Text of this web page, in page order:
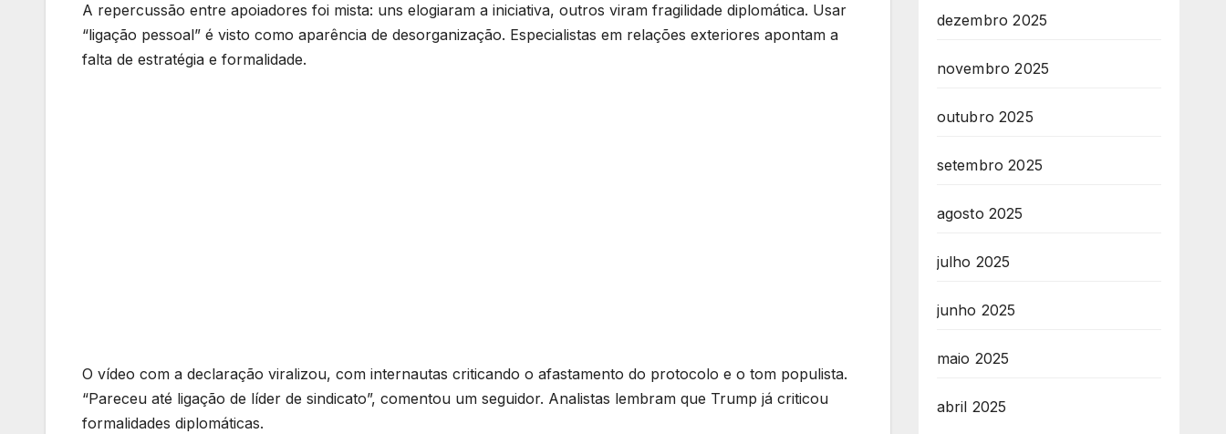
A repercussão entre apoiadores foi mista: uns elogiaram a iniciativa, outros viram fragilidade diplomática. Usar
“ligação pessoal” é visto como aparência de desorganização. Especialistas em relações exteriores apontam a
falta de estratégia e formalidade.
O vídeo com a declaração viralizou, com internautas criticando o afastamento do protocolo e o tom populista.
“Pareceu até ligação de líder de sindicato”, comentou um seguidor. Analistas lembram que Trump já criticou
formalidades diplomáticas.
dezembro 2025
novembro 2025
outubro 2025
setembro 2025
agosto 2025
julho 2025
junho 2025
maio 2025
abril 2025